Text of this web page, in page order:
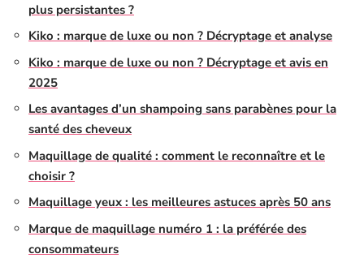
plus persistantes ?
Kiko : marque de luxe ou non ? Décryptage et analyse
Kiko : marque de luxe ou non ? Décryptage et avis en
2025
Les avantages d’un shampoing sans parabènes pour la
santé des cheveux
Maquillage de qualité : comment le reconnaître et le
choisir ?
Maquillage yeux : les meilleures astuces après 50 ans
Marque de maquillage numéro 1 : la préférée des
consommateurs